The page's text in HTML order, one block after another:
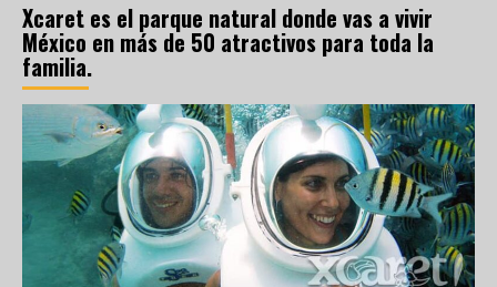
Xcaret es el parque natural donde vas a vivir
México en más de 50 atractivos para toda la
familia.